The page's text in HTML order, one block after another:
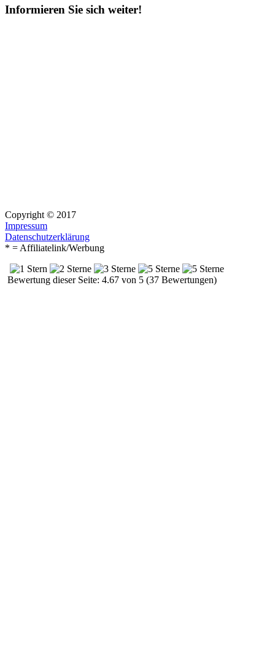
Informieren Sie sich weiter!
Copyright © 2017
Impressum
Datenschutzerklärung
* = Affiliatelink/Werbung
Bewertung dieser Seite: 4.67 von 5 (37 Bewertungen)